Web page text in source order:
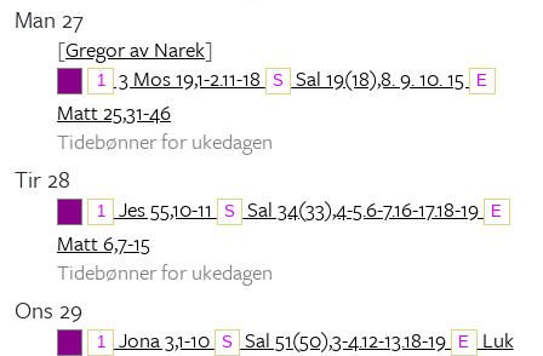
Man 27
[Gregor av Narek]
1 3 Mos 19,1-2.11-18 S Sal 19(18),8. 9. 10. 15 E
Matt 25,31-46
Tidebønner for ukedagen
Tir 28
1 Jes 55,10-11 S Sal 34(33),4-5.6-7.16-17.18-19 E
Matt 6,7-15
Tidebønner for ukedagen
Ons 29
1 Jona 3,1-10 S Sal 51(50),3-4.12-13.18-19 E Luk